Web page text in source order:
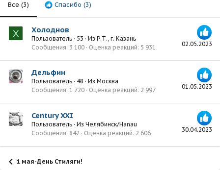
Все (3) Спасибо (3)
Х
02.05.2023
Холоднов
Пользователь · 53 · Из Р.Т., г. Казань
Сообщения 3 100 Оценка реакций 5 931
01.05.2023
Дельфин
Пользователь · 48 · Из Москва
Сообщения 1 720 Оценка реакций 2 997
30.04.2023
Century XXI
Пользователь · Из Челябинск/Hanau
Сообщения 842 Оценка реакций 2 606
1 мая-День Стиляги!